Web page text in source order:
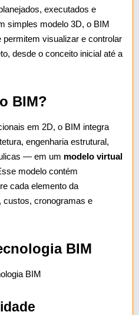
executados e
simples modelo 3D, o BIM
permitem visualizar e controlar
desde o conceito inicial até a
BIM?
em 2D, o BIM integra
engenharia estrutural,
— em um modelo virtual
modelo contém
cada elemento da
custos, cronogramas e
BIM